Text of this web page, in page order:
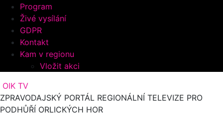
Program
Živé vysílání
GDPR
Kontakt
Kam v regionu
Vložit akci
OIK TV
ZPRAVODAJSKÝ PORTÁL REGIONÁLNÍ TELEVIZE PRO
PODHŮŘÍ ORLICKÝCH HOR